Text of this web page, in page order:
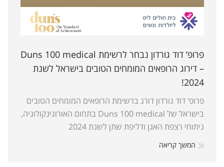
פרופ’ דוד גורדון נבחר לרשימת Duns 100 medical
– דירוג הרופאים המומחים הטובים בישראל לשנת
2024!
פרופ’ דוד גורדון דורג ברשימת הרופאים המומחים הטובים
בישראל של Duns 100 medical בתחום האורוגינקולוגיה,
ניתוחי רצפת האגן ודליפת שתן לשנת 2024
המשך קריאה